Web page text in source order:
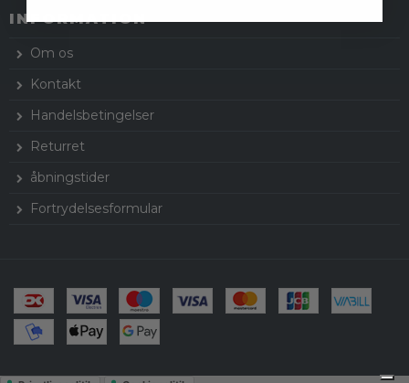
INFORMATION
Om os
Kontakt
Handelsbetingelser
Returret
åbningstider
Fortrydelsesformular